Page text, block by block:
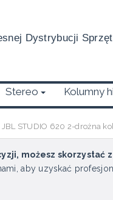
Dystrybucji
Stereo Kolumny
JBL STUDIO 620 2-drożna
możesz
aby uzyskać